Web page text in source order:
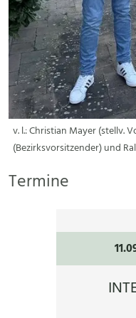
v. l.: Christian Mayer (stellv.
(Bezirksvorsitzender) und
Termine